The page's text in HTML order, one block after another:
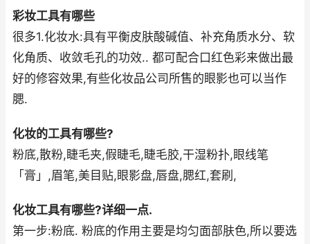
彩妆工具有哪些
很多1.化妆水:具有平衡皮肤酸碱值、补充角质水分、软
化角质、收敛毛孔的功效.. 都可配合口红色彩来做出最
好的修容效果,有些化妆品公司所售的眼影也可以当作
腮.
化妆的工具有哪些?
粉底,散粉,睫毛夹,假睫毛,睫毛胶,干湿粉扑,眼线笔
「膏」,眉笔,美目贴,眼影盘,唇盘,腮红,套刷,
化妆工具有哪些?详细一点.
第一步:粉底. 粉底的作用主要是均匀面部肤色,所以要选